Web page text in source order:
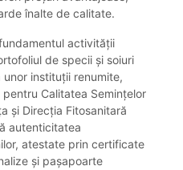
înalte de calitate.
activității
de specii și soiuri
instituții renumite,
Calitatea Semințelor
și Direcția Fitosanitară
autenticitatea
atestate prin certificate
și pașapoarte